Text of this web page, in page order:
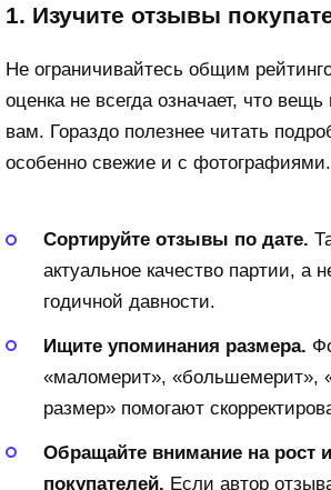
1. Изучите отзывы
Не ограничивайтесь общим
оценка не всегда означает, что
вам. Гораздо полезнее читать
особенно свежие и с фотографиями.
Сортируйте отзывы по дате.
актуальное качество партии, а
годичной давности.
Ищите упоминания размера.
«маломерит», «большемерит»,
размер» помогают
Обращайте внимание на рост
покупателей. Если автор